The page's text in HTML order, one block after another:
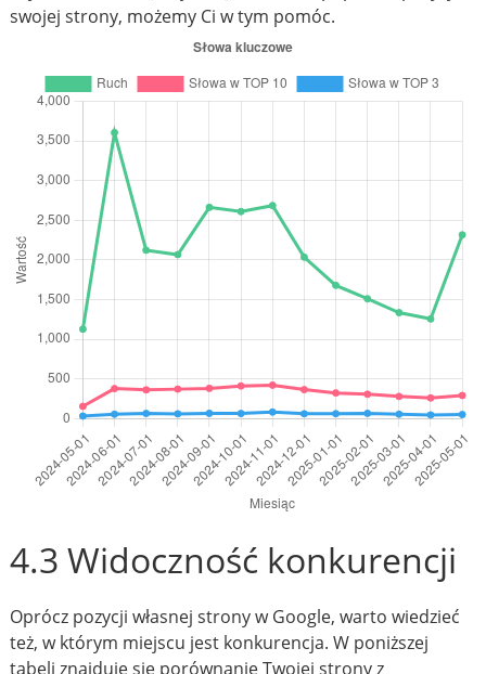
swojej strony, możemy Ci w tym pomóc.
4.3 Widoczność konkurencji
Oprócz pozycji własnej strony w Google, warto wiedzieć
też, w którym miejscu jest konkurencja. W poniższej
tabeli znajduje się porównanie Twojej strony z